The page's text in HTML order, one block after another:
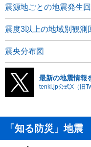
震源地ごとの地震発生
震度3以上の地域別観測
震央分布図
最新の地震情報
tenki.jp公式X（旧
「知る防災」地震